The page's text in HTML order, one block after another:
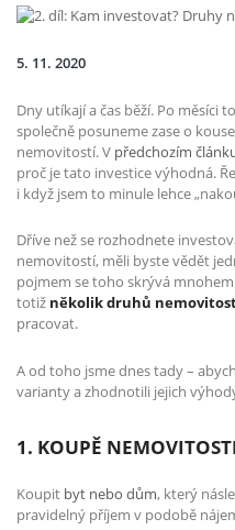
5. 11. 2020
Dny utíkají a čas běží. Po měsíci
společně posuneme zase o
nemovitostí. V předchozím
proč je tato investice výhodná.
i když jsem to minule lehce
Dříve než se rozhodnete
nemovitostí, měli byste vědět
pojmem se toho skrývá mnohem
totiž několik druhů
pracovat.
A od toho jsme dnes tady –
varianty a zhodnotili jejich
1. KOUPĚ NEMOVITOSTI
Koupit byt nebo dům, který
pravidelný příjem v podobě